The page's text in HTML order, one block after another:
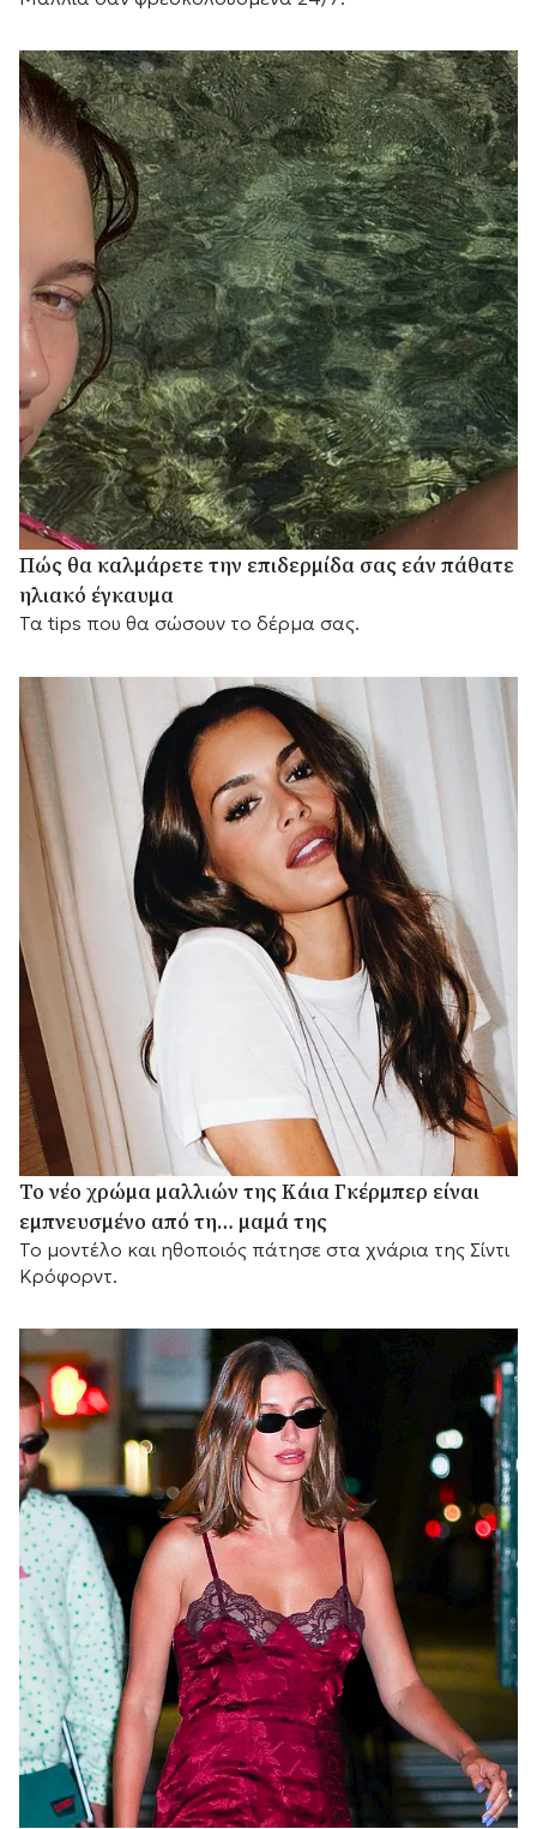
Πώς θα καλμάρετε την επιδερμίδα σας εάν πάθατε
ηλιακό έγκαυμα
Τα tips που θα σώσουν το δέρμα σας.
Το νέο χρώμα μαλλιών της Κάια Γκέρμπερ είναι
εμπνευσμένο από τη… μαμά της
Το μοντέλο και ηθοποιός πάτησε στα χνάρια της Σίντι
Κρόφορντ.